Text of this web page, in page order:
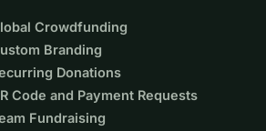
την
το πάρκο
τελευταίους
Crowdfunding
Branding
Donations
Code and Payment Requests
Fundraising